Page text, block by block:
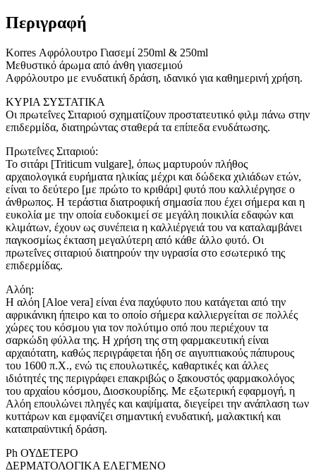
Περιγραφή
Korres Αφρόλουτρο Γιασεμί 250ml & 250ml
Μεθυστικό άρωμα από άνθη γιασεμιού
Αφρόλουτρο με ενυδατική δράση, ιδανικό για καθημερινή χρήση.
ΚΥΡΙΑ ΣΥΣΤΑΤΙΚΑ
Οι πρωτεΐνες Σιταριού σχηματίζουν προστατευτικό φιλμ πάνω στην
επιδερμίδα, διατηρώντας σταθερά τα επίπεδα ενυδάτωσης.
Πρωτεΐνες Σιταριού:
Το σιτάρι [Triticum vulgare], όπως μαρτυρούν πλήθος
αρχαιολογικά ευρήματα ηλικίας μέχρι και δώδεκα χιλιάδων ετών,
είναι το δεύτερο [με πρώτο το κριθάρι] φυτό που καλλιέργησε ο
άνθρωπος. Η τεράστια διατροφική σημασία που έχει σήμερα και η
ευκολία με την οποία ευδοκιμεί σε μεγάλη ποικιλία εδαφών και
κλιμάτων, έχουν ως συνέπεια η καλλιέργειά του να καταλαμβάνει
παγκοσμίως έκταση μεγαλύτερη από κάθε άλλο φυτό. Οι
πρωτεΐνες σιταριού διατηρούν την υγρασία στο εσωτερικό της
επιδερμίδας.
Αλόη:
Η αλόη [Aloe vera] είναι ένα παχύφυτο που κατάγεται από την
αφρικάνικη ήπειρο και το οποίο σήμερα καλλιεργείται σε πολλές
χώρες του κόσμου για τον πολύτιμο οπό που περιέχουν τα
σαρκώδη φύλλα της. Η χρήση της στη φαρμακευτική είναι
αρχαιότατη, καθώς περιγράφεται ήδη σε αιγυπτιακούς πάπυρους
του 1600 π.Χ., ενώ τις επουλωτικές, καθαρτικές και άλλες
ιδιότητές της περιγράφει επακριβώς ο ξακουστός φαρμακολόγος
του αρχαίου κόσμου, Διοσκουρίδης. Με εξωτερική εφαρμογή, η
Αλόη επουλώνει πληγές και καψίματα, διεγείρει την ανάπλαση των
κυττάρων και εμφανίζει σημαντική ενυδατική, μαλακτική και
καταπραϋντική δράση.
Ph ΟΥΔΕΤΕΡΟ
ΔΕΡΜΑΤΟΛΟΓΙΚΑ ΕΛΕΓΜΕΝΟ